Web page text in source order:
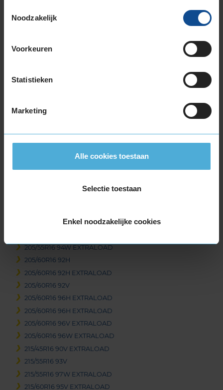
Noodzakelijk
Voorkeuren
Statistieken
Marketing
Alle cookies toestaan
Selectie toestaan
Enkel noodzakelijke cookies
185/65R15 92T EXTRALOAD
195/65R15 95H EXTRALOAD
185/60R16 86H
195/55R16 87V
195/55R16 91H EXTRALOAD
195/60R16 93H EXTRALOAD
205/45R16 87W EXTRALOAD
205/55R16 91Y
205/55R16 94W EXTRALOAD
205/60R16 92H
205/60R16 92H EXTRALOAD
205/60R16 92V
205/60R16 96H EXTRALOAD
205/60R16 96H EXTRALOAD
205/60R16 96V EXTRALOAD
205/60R16 96W EXTRALOAD
215/45R16 90V EXTRALOAD
215/55R16 93V
215/55R16 97W EXTRALOAD
215/60R16 95V EXTRALOAD